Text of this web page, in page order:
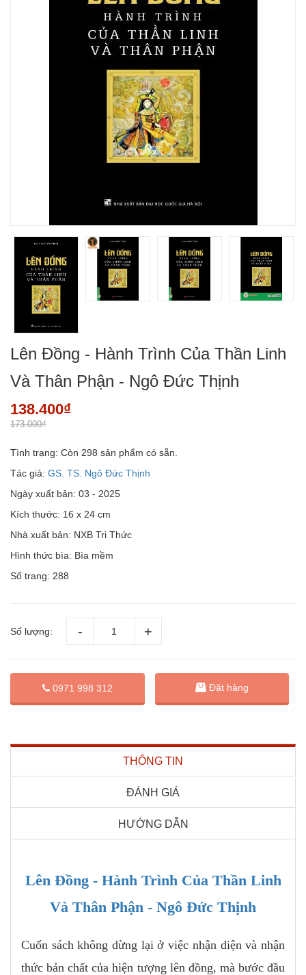
Lên Đồng - Hành Trình Của Thần Linh
Và Thân Phận - Ngô Đức Thịnh
138.400₫
173.000₫
Tình trạng: Còn 298 sản phẩm có sẵn.
Tác giả: GS. TS. Ngô Đức Thịnh
Ngày xuất bản: 03 - 2025
Kích thước: 16 x 24 cm
Nhà xuất bản: NXB Tri Thức
Hình thức bìa: Bìa mềm
Số trang: 288
Số lượng:
0971 998 312 Đặt hàng
THÔNG TIN
ĐÁNH GIÁ
HƯỚNG DẪN
Lên Đồng - Hành Trình Của Thần Linh
Và Thân Phận - Ngô Đức Thịnh
Cuốn sách không dừng lại ở việc nhận diện và nhận
thức bản chất của hiện tượng lên đồng, mà bước đầu